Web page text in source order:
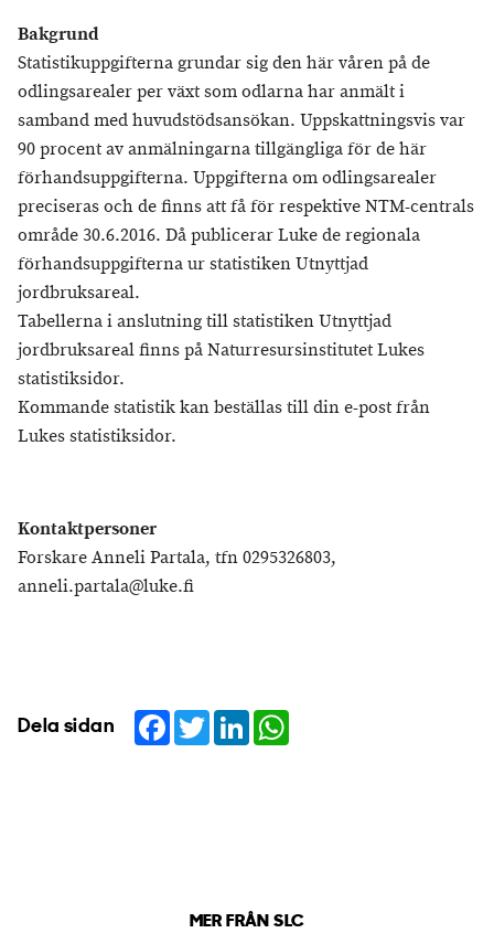
Bakgrund
Statistikuppgifterna grundar sig den här våren på de
odlingsarealer per växt som odlarna har anmält i
samband med huvudstödsansökan. Uppskattningsvis var
90 procent av anmälningarna tillgängliga för de här
förhandsuppgifterna. Uppgifterna om odlingsarealer
preciseras och de finns att få för respektive NTM-centrals
område 30.6.2016. Då publicerar Luke de regionala
förhandsuppgifterna ur statistiken Utnyttjad
jordbruksareal.
Tabellerna i anslutning till statistiken Utnyttjad
jordbruksareal finns på Naturresursinstitutet Lukes
statistiksidor.
Kommande statistik kan beställas till din e-post från
Lukes statistiksidor.
Kontaktpersoner
Forskare Anneli Partala, tfn 0295326803,
anneli.partala@luke.fi
Dela sidan Facebook
TwitterLinkedIn
MER FRÅN SLC